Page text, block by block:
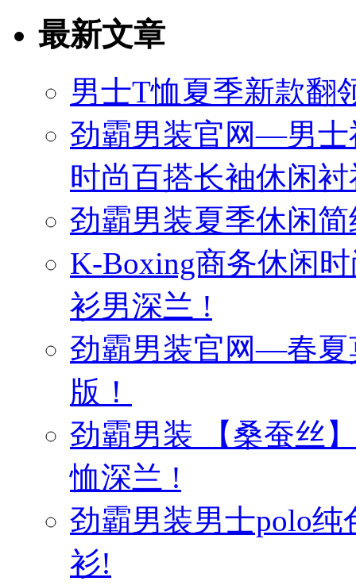
最新文章
男士T恤夏季新款翻
劲霸男装官网—男士
时尚百搭长袖休闲
劲霸男装夏季休闲
K-Boxing商务休闲
衫男深兰 !
劲霸男装官网—春夏
版！
劲霸男装 【桑蚕丝
恤深兰 !
劲霸男装男士polo
衫!